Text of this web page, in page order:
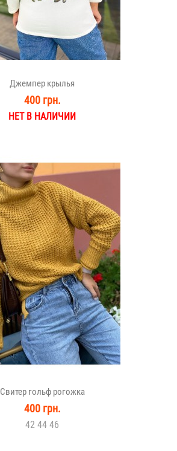
Джемпер крылья
400 грн.
НЕТ В НАЛИЧИИ
Свитер гольф рогожка
400 грн.
42 44 46